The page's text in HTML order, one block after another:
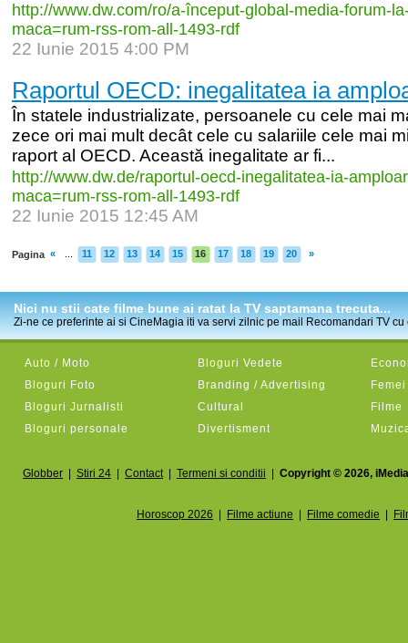
http://www.dw.com/ro/a-început-global-media-forum-
maca=rum-rss-rom-all-1493-rdf
22 Iunie 2015 4:00 PM
Raportul OECD: inegalitatea ia
În statele industrializate, persoanele cu cele mai
zece ori mai mult decât cele cu salariile cele mai
raport al OECD. Această inegalitate ar fi...
http://www.dw.de/raportul-oecd-inegalitatea-ia-
maca=rum-rss-rom-all-1493-rdf
22 Iunie 2015 12:45 AM
Pagina « 11 12 13 14 15 16 17 18 19 20 »
Nici nu stii cate filme bune ai ratat la TV saptamana trecuta...
Zi-ne ce preferinte ai si CineMagia iti va servi zilnic pe mail Recomandari TV
Auto / Moto
Bloguri Foto
Bloguri Jurnalisti
Bloguri personale
Bloguri Vedete
Branding / Advertising
Cultural
Divertisment
Femei
Filme
Globber Stiri 24 Contact| Termeni si conditii Copyright © 2026,
Horoscop 2026 Filme actiune Filme comedie